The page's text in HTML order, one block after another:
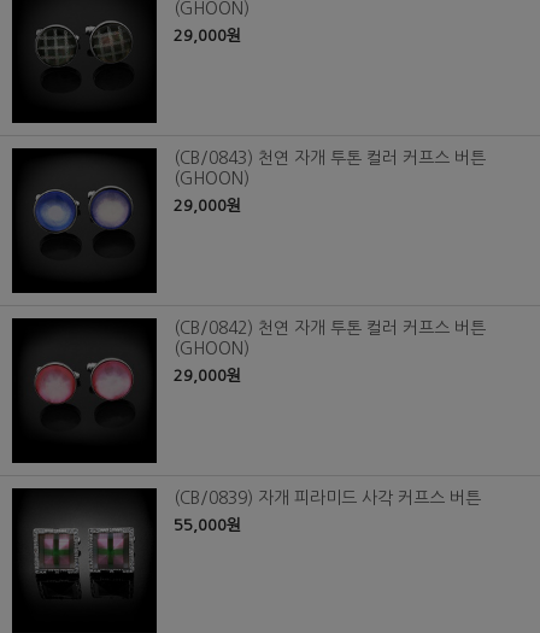
(GHOON)
29,000원
(CB/0843) 천연 자개 투톤 컬러 커프스 버튼
(GHOON)
29,000원
(CB/0842) 천연 자개 투톤 컬러 커프스 버튼
(GHOON)
29,000원
(CB/0839) 자개 피라미드 사각 커프스 버튼
55,000원